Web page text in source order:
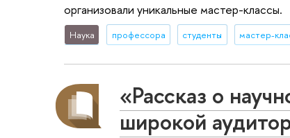
организовали уникальные мастер-классы.
Наука профессора студенты мастер-
«Рассказ о
широкой